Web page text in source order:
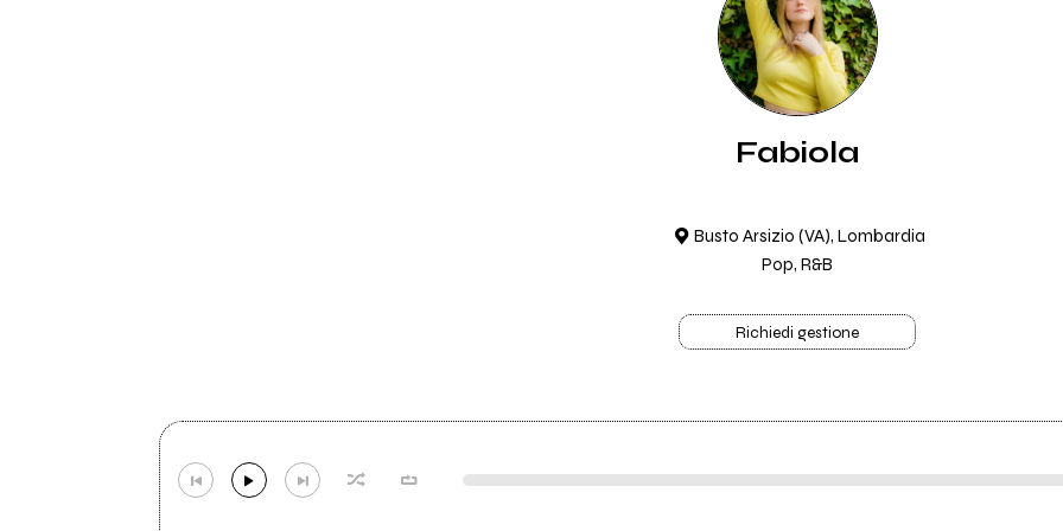
Fabiola
Busto Arsizio (VA), Lombardia
Pop, R&B
Richiedi gestione